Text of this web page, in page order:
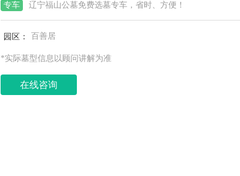
专车 辽宁福山公墓免费选墓专车，省时、方便！
园区： 百善居
*实际墓型信息以顾问讲解为准
在线咨询